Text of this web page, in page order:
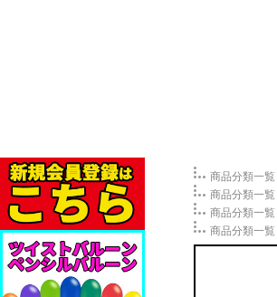
商品分類一覧
商品分類一覧
商品分類一覧
商品分類一覧